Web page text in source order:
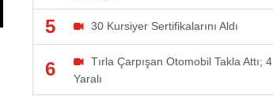
5 30 Kursiyer Sertifikalarını Aldı
6
Tırla Çarpışan Otomobil Takla Attı; 4
Yaralı